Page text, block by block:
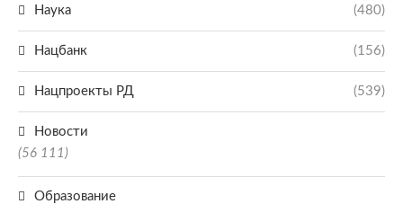
Наука (480)
Нацбанк (156)
Нацпроекты РД (539)
Новости
(56 111)
Образование